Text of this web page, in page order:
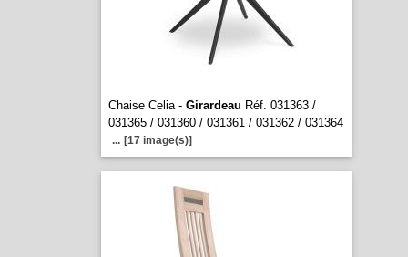
Chaise Celia - Girardeau Réf. 031363 /
031365 / 031360 / 031361 / 031362 / 031364
... [17 image(s)]